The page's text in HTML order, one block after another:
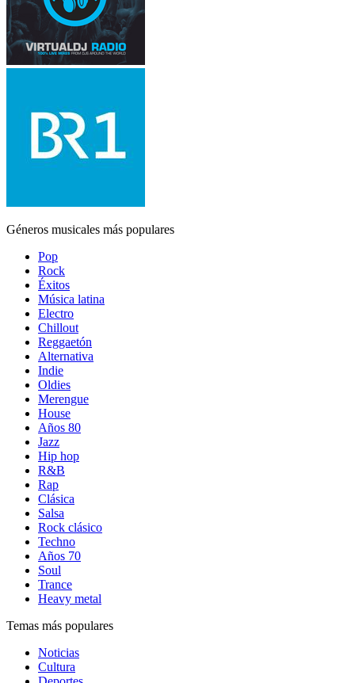
Géneros musicales más populares
Pop
Rock
Éxitos
Música latina
Electro
Chillout
Reggaetón
Alternativa
Indie
Oldies
Merengue
House
Años 80
Jazz
Hip hop
R&B
Rap
Clásica
Salsa
Rock clásico
Techno
Años 70
Soul
Trance
Heavy metal
Temas más populares
Noticias
Cultura